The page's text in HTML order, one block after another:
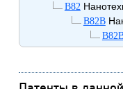
B82
B82B